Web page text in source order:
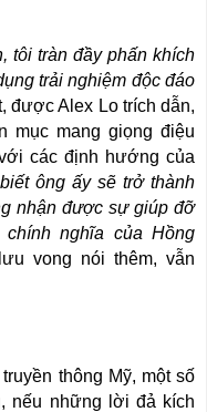
tôi tràn đầy phấn khích
trải nghiệm độc đáo
được Alex Lo trích dẫn,
mục mang giọng điệu
các định hướng của
ông ấy sẽ trở thành
nhận được sự giúp đỡ
nghĩa của Hồng
ưu vong nói thêm, vẫn
thông Mỹ, một số
nếu những lời đả kích